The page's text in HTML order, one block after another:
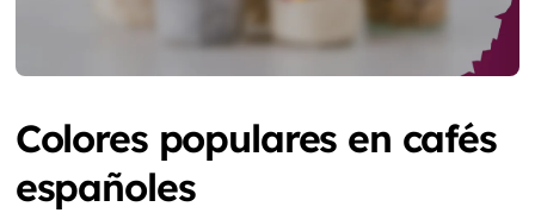
Colores populares en cafés
españoles